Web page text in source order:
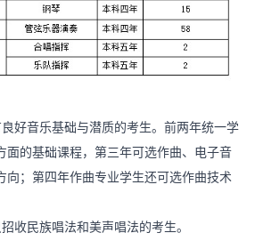
音乐基础与潜质的考生。前两年统一学
面的基础课程，第三年可选作曲、电子音
向；第四年作曲专业学生还可选作曲技术
民族唱法和美声唱法的考生。